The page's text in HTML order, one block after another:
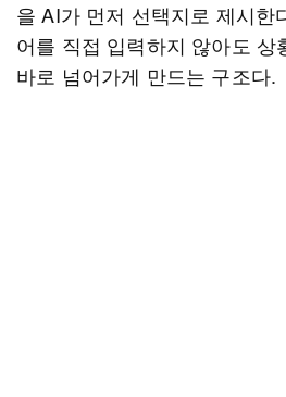
을 AI가 먼저 선택지로 제시한
어를 직접 입력하지 않아도 상
바로 넘어가게 만드는 구조다.